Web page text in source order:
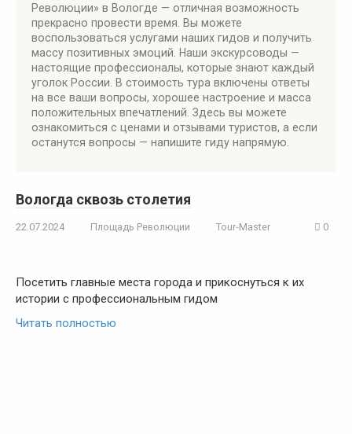
Революции» в Вологде — отличная возможность
прекрасно провести время. Вы можете
воспользоваться услугами наших гидов и получить
массу позитивных эмоций. Наши экскурсоводы —
настоящие профессионалы, которые знают каждый
уголок России. В стоимость тура включены ответы
на все ваши вопросы, хорошее настроение и масса
положительных впечатлений. Здесь вы можете
ознакомиться с ценами и отзывами туристов, а если
останутся вопросы — напишите гиду напрямую.
Вологда сквозь столетия
22.07.2024 Площадь Революции Tour-Master 0
Посетить главные места города и прикоснуться к их
истории с профессиональным гидом
Читать полностью